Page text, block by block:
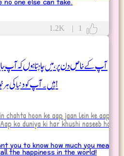
no one else can take.
1.2K | 1
آپ کے خاص دن پر، میں چاہتا ہوں کہ آپ
ہیں۔ آپ کو دنیا کی ہر خوشی نصیب ہو!
chahta hoon ke aap jaan lein ke aap
ko duniya ki har khushi naseeb ho!
you to know how much you mean
the happiness in the world!